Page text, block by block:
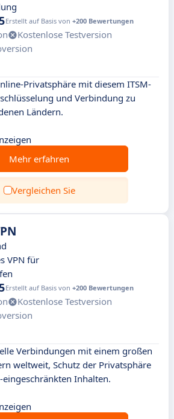
Erstellt auf Basis von +200 Bewertungen
Kostenlose Testversion
Privatsphäre mit diesem ITSM-
und Verbindung zu
Ländern.
Mehr erfahren
Vergleichen Sie
VPN für
Erstellt auf Basis von +200 Bewertungen
Kostenlose Testversion
Verbindungen mit einem großen
weltweit, Schutz der Privatsphäre
Inhalten.